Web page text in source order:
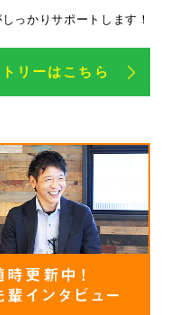
っかりサポートします！
リーはこちら